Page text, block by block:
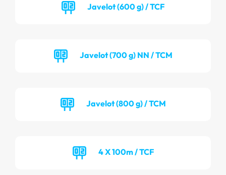
Javelot (600 g) / TCF
Javelot (700 g) NN / TCM
Javelot (800 g) / TCM
4 X 100m / TCF